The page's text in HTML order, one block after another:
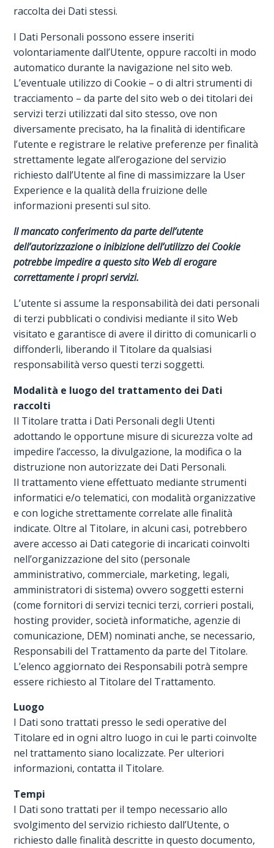
raccolta dei Dati stessi.
I Dati Personali possono essere inseriti
volontariamente dall’Utente, oppure raccolti in modo
automatico durante la navigazione nel sito web.
L’eventuale utilizzo di Cookie – o di altri strumenti di
tracciamento – da parte del sito web o dei titolari dei
servizi terzi utilizzati dal sito stesso, ove non
diversamente precisato, ha la finalità di identificare
l’utente e registrare le relative preferenze per finalità
strettamente legate all’erogazione del servizio
richiesto dall’Utente al fine di massimizzare la User
Experience e la qualità della fruizione delle
informazioni presenti sul sito.
Il mancato conferimento da parte dell’utente
dell’autorizzazione o inibizione dell’utilizzo dei Cookie
potrebbe impedire a questo sito Web di erogare
correttamente i propri servizi.
L’utente si assume la responsabilità dei dati personali
di terzi pubblicati o condivisi mediante il sito Web
visitato e garantisce di avere il diritto di comunicarli o
diffonderli, liberando il Titolare da qualsiasi
responsabilità verso questi terzi soggetti.
Modalità e luogo del trattamento dei Dati
raccolti
Il Titolare tratta i Dati Personali degli Utenti
adottando le opportune misure di sicurezza volte ad
impedire l’accesso, la divulgazione, la modifica o la
distruzione non autorizzate dei Dati Personali.
Il trattamento viene effettuato mediante strumenti
informatici e/o telematici, con modalità organizzative
e con logiche strettamente correlate alle finalità
indicate. Oltre al Titolare, in alcuni casi, potrebbero
avere accesso ai Dati categorie di incaricati coinvolti
nell’organizzazione del sito (personale
amministrativo, commerciale, marketing, legali,
amministratori di sistema) ovvero soggetti esterni
(come fornitori di servizi tecnici terzi, corrieri postali,
hosting provider, società informatiche, agenzie di
comunicazione, DEM) nominati anche, se necessario,
Responsabili del Trattamento da parte del Titolare.
L’elenco aggiornato dei Responsabili potrà sempre
essere richiesto al Titolare del Trattamento.
Luogo
I Dati sono trattati presso le sedi operative del
Titolare ed in ogni altro luogo in cui le parti coinvolte
nel trattamento siano localizzate. Per ulteriori
informazioni, contatta il Titolare.
Tempi
I Dati sono trattati per il tempo necessario allo
svolgimento del servizio richiesto dall’Utente, o
richiesto dalle finalità descritte in questo documento,